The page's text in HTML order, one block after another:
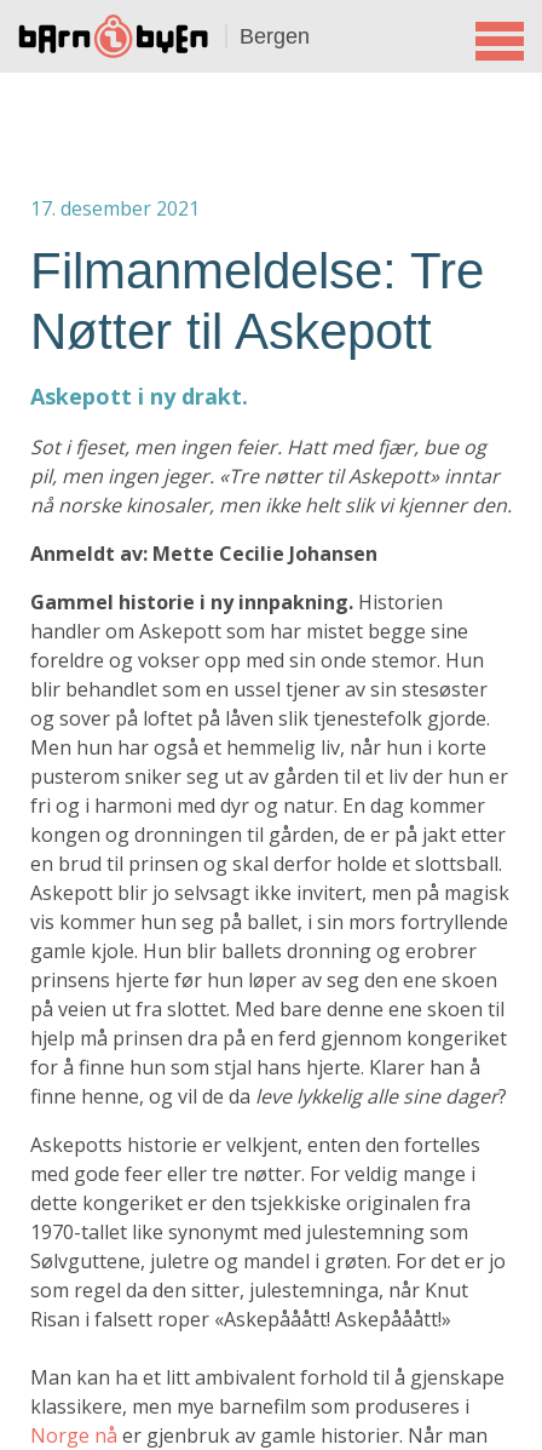
Bergen
17. desember 2021
Filmanmeldelse: Tre
Nøtter til Askepott
Askepott i ny drakt.
Sot i fjeset, men ingen feier. Hatt med fjær, bue og
pil, men ingen jeger. «Tre nøtter til Askepott» inntar
nå norske kinosaler, men ikke helt slik vi kjenner den.
Anmeldt av: Mette Cecilie Johansen
Gammel historie i ny innpakning. Historien
handler om Askepott som har mistet begge sine
foreldre og vokser opp med sin onde stemor. Hun
blir behandlet som en ussel tjener av sin stesøster
og sover på loftet på låven slik tjenestefolk gjorde.
Men hun har også et hemmelig liv, når hun i korte
pusterom sniker seg ut av gården til et liv der hun er
fri og i harmoni med dyr og natur. En dag kommer
kongen og dronningen til gården, de er på jakt etter
en brud til prinsen og skal derfor holde et slottsball.
Askepott blir jo selvsagt ikke invitert, men på magisk
vis kommer hun seg på ballet, i sin mors fortryllende
gamle kjole. Hun blir ballets dronning og erobrer
prinsens hjerte før hun løper av seg den ene skoen
på veien ut fra slottet. Med bare denne ene skoen til
hjelp må prinsen dra på en ferd gjennom kongeriket
for å finne hun som stjal hans hjerte. Klarer han å
finne henne, og vil de da leve lykkelig alle sine dager?
Askepotts historie er velkjent, enten den fortelles
med gode feer eller tre nøtter. For veldig mange i
dette kongeriket er den tsjekkiske originalen fra
1970-tallet like synonymt med julestemning som
Sølvguttene, juletre og mandel i grøten. For det er jo
som regel da den sitter, julestemninga, når Knut
Risan i falsett roper «Askepååått! Askepååått!»
Man kan ha et litt ambivalent forhold til å gjenskape
klassikere, men mye barnefilm som produseres i
Norge nå er gjenbruk av gamle historier. Når man